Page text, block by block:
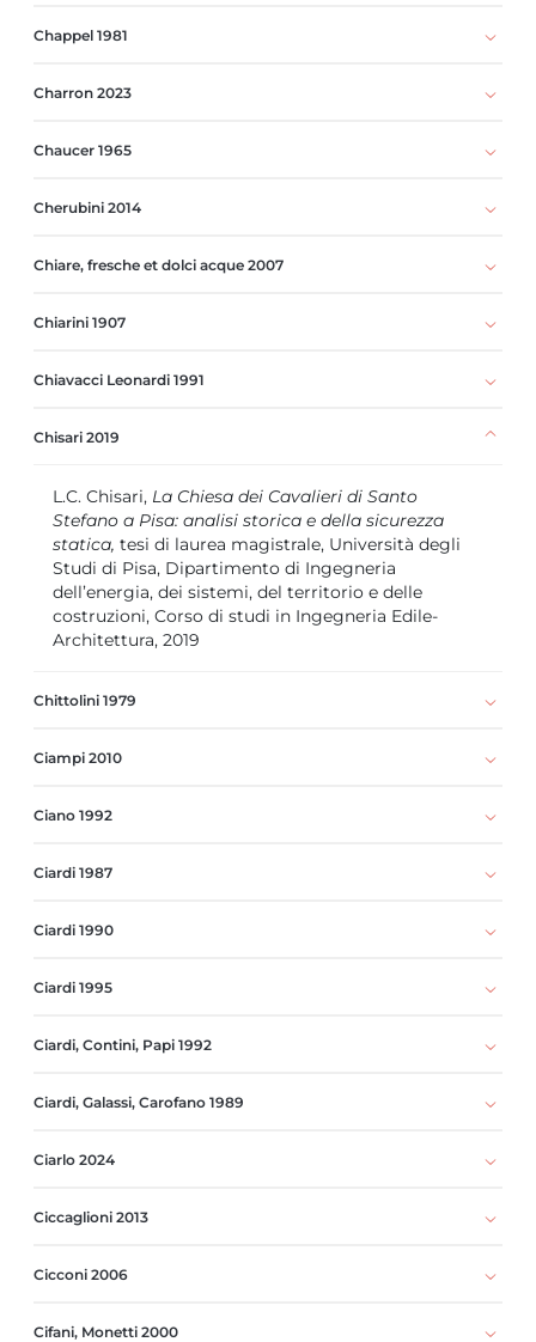
Chappel 1981
Charron 2023
Chaucer 1965
Cherubini 2014
Chiare, fresche et dolci acque 2007
Chiarini 1907
Chiavacci Leonardi 1991
Chisari 2019
L.C. Chisari, La Chiesa dei Cavalieri di Santo
Stefano a Pisa: analisi storica e della sicurezza
statica, tesi di laurea magistrale, Università degli
Studi di Pisa, Dipartimento di Ingegneria
dell’energia, dei sistemi, del territorio e delle
costruzioni, Corso di studi in Ingegneria Edile-
Architettura, 2019
Chittolini 1979
Ciampi 2010
Ciano 1992
Ciardi 1987
Ciardi 1990
Ciardi 1995
Ciardi, Contini, Papi 1992
Ciardi, Galassi, Carofano 1989
Ciarlo 2024
Ciccaglioni 2013
Cicconi 2006
Cifani, Monetti 2000